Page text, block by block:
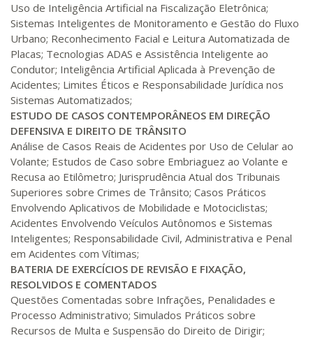
Uso de Inteligência Artificial na Fiscalização Eletrônica;
Sistemas Inteligentes de Monitoramento e Gestão do Fluxo
Urbano; Reconhecimento Facial e Leitura Automatizada de
Placas; Tecnologias ADAS e Assistência Inteligente ao
Condutor; Inteligência Artificial Aplicada à Prevenção de
Acidentes; Limites Éticos e Responsabilidade Jurídica nos
Sistemas Automatizados;
ESTUDO DE CASOS CONTEMPORÂNEOS EM DIREÇÃO
DEFENSIVA E DIREITO DE TRÂNSITO
Análise de Casos Reais de Acidentes por Uso de Celular ao
Volante; Estudos de Caso sobre Embriaguez ao Volante e
Recusa ao Etilômetro; Jurisprudência Atual dos Tribunais
Superiores sobre Crimes de Trânsito; Casos Práticos
Envolvendo Aplicativos de Mobilidade e Motociclistas;
Acidentes Envolvendo Veículos Autônomos e Sistemas
Inteligentes; Responsabilidade Civil, Administrativa e Penal
em Acidentes com Vítimas;
BATERIA DE EXERCÍCIOS DE REVISÃO E FIXAÇÃO,
RESOLVIDOS E COMENTADOS
Questões Comentadas sobre Infrações, Penalidades e
Processo Administrativo; Simulados Práticos sobre
Recursos de Multa e Suspensão do Direito de Dirigir;